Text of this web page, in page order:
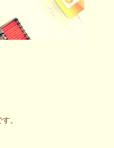
。